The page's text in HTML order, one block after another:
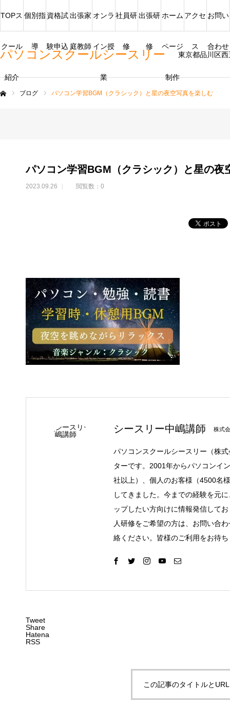
パソコンスクールシースリー 東京都品川区
TOPス
クール
紹介
個別指
導
資格試
験申込
出張家
庭教師
オンラ
イン授
業
社員研
修
出張研
修
ホーム
ページ
制作
アクセ
ス
お問い
合わせ
ブログ パソコン学習BGM（クラシック）と星の夜空写真を楽しむ
パソコン学習BGM（クラシック）と星の夜
2023.09.26 閲覧数：0
シースリー中嶋講師 株式
パソコンスクールシースリー（株
ターです。2001年からパソコンイ
社以上）、個人のお客様（4500名
してきました。今までの経験を元
ップしたい方向けに情報発信して
人研修をご希望の方は、お問い合
絡ください。皆様のご利用をお待
Tweet
Share
Hatena
RSS
この記事のタイトルと